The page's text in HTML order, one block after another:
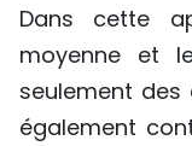
Dans cette
moyenne et
seulement
également